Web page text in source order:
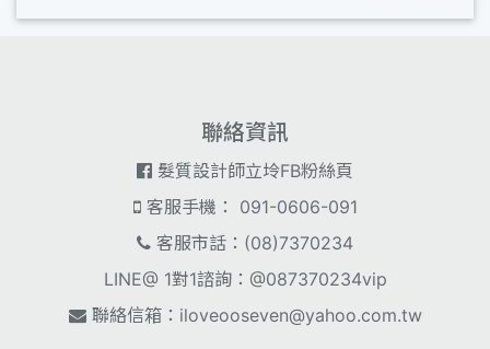
聯絡資訊
髮質設計師立坽FB粉絲頁
客服手機： 091-0606-091
客服市話：(08)7370234
LINE@ 1對1諮詢：@087370234vip
聯絡信箱： iloveooseven@yahoo.com.tw